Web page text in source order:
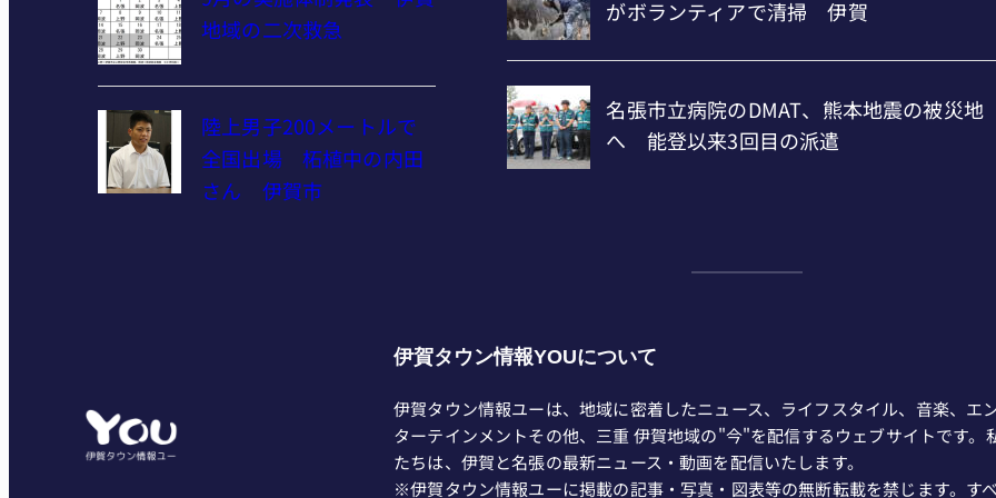
地域の二次救急
陸上男子200メートルで
全国出場 柘植中の内田
さん 伊賀市
伊賀タウン情報YOUについて
伊賀タウン情報ユーは、地域に密着したニュース、ライフスタイル、音楽、エ
ターテインメントその他、三重 伊賀地域の"今"を配信するウェブサイトです。
たちは、伊賀と名張の最新ニュース・動画を配信いたします。
※伊賀タウン情報ユーに掲載の記事・写真・図表等の無断転載を禁じます。すべ